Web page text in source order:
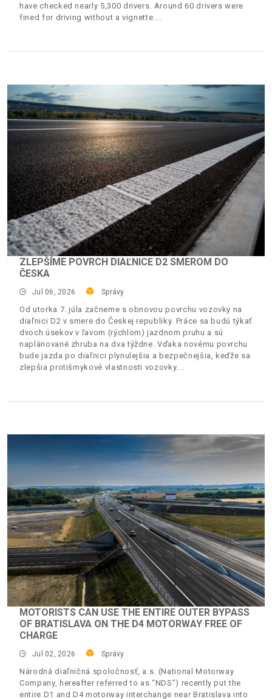
have checked nearly 5,300 drivers. Around 60 drivers were
fined for driving without a vignette.
ZLEPŠÍME POVRCH DIAĽNICE D2 SMEROM DO
ČESKA
Jul 06, 2026 Správy
Od utorka 7. júla začneme s obnovou povrchu vozovky na
diaľnici D2 v smere do Českej republiky. Práce sa budú týkať
dvoch úsekov v ľavom (rýchlom) jazdnom pruhu a sú
naplánované zhruba na dva týždne. Vďaka novému povrchu
bude jazda po diaľnici plynulejšia a bezpečnejšia, keďže sa
zlepšia protišmykové vlastnosti vozovky.
MOTORISTS CAN USE THE ENTIRE OUTER BYPASS
OF BRATISLAVA ON THE D4 MOTORWAY FREE OF
CHARGE
Jul 02, 2026 Správy
Národná diaľničná spoločnosť, a.s. (National Motorway
Company, hereafter referred to as “NDS”) recently put the
entire D1 and D4 motorway interchange near Bratislava into